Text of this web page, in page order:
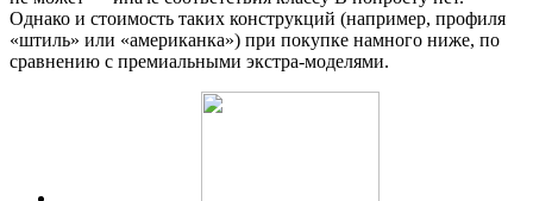
Однако и стоимость таких конструкций (например, профиля
«штиль» или «американка») при покупке намного ниже, по
сравнению с премиальными экстра-моделями.